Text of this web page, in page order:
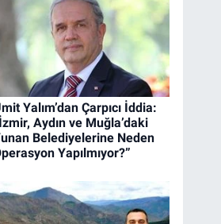
Yalım’dan Çarpıcı İddia:
Aydın ve Muğla’daki
Belediyelerine Neden
Yapılmıyor?”